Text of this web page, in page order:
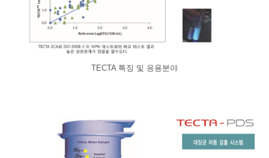
TECTA 특징 및 응용분야